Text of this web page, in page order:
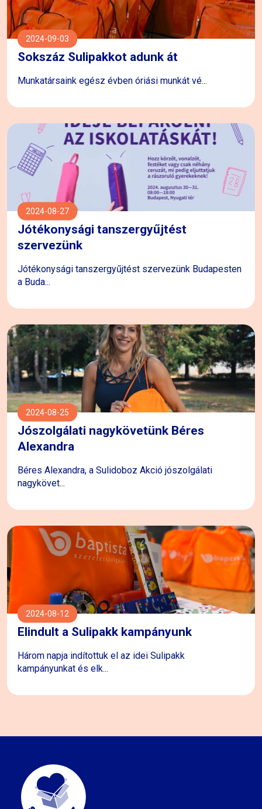
2024-09-03
Sokszáz Sulipakkot adunk át
Munkatársaink egész évben óriási munkát vé...
2024-08-27
Jótékonysági tanszergyűjtést
szervezünk
Jótékonysági tanszergyűjtést szervezünk Budapesten
a Buda...
2024-08-25
Jószolgálati nagykövetünk Béres
Alexandra
Béres Alexandra, a Sulidoboz Akció jószolgálati
nagykövet...
2024-08-12
Elindult a Sulipakk kampányunk
Három napja indítottuk el az idei Sulipakk
kampányunkat és elk...